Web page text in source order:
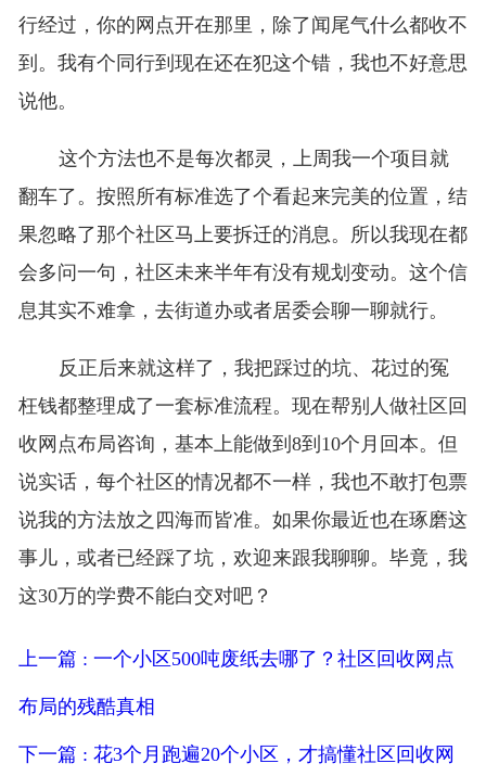
行经过，你的网点开在那里，除了闻尾气什么都收不
到。我有个同行到现在还在犯这个错，我也不好意思
说他。
这个方法也不是每次都灵，上周我一个项目就
翻车了。按照所有标准选了个看起来完美的位置，结
果忽略了那个社区马上要拆迁的消息。所以我现在都
会多问一句，社区未来半年有没有规划变动。这个信
息其实不难拿，去街道办或者居委会聊一聊就行。
反正后来就这样了，我把踩过的坑、花过的冤
枉钱都整理成了一套标准流程。现在帮别人做社区回
收网点布局咨询，基本上能做到8到10个月回本。但
说实话，每个社区的情况都不一样，我也不敢打包票
说我的方法放之四海而皆准。如果你最近也在琢磨这
事儿，或者已经踩了坑，欢迎来跟我聊聊。毕竟，我
这30万的学费不能白交对吧？
上一篇 : 一个小区500吨废纸去哪了？社区回收网点
布局的残酷真相
下一篇 : 花3个月跑遍20个小区，才搞懂社区回收网